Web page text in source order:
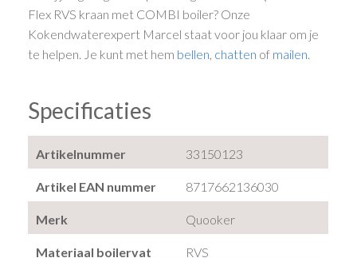
Flex RVS kraan met COMBI boiler? Onze
Kokendwaterexpert Marcel staat voor jou klaar om je
te helpen. Je kunt met hem bellen, chatten of mailen.
Specificaties
Artikelnummer 33150123
Artikel EAN nummer 8717662136030
Merk Quooker
Materiaal boilervat RVS